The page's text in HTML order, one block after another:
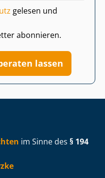
gelesen und
abonnieren.
lassen
im Sinne des § 194